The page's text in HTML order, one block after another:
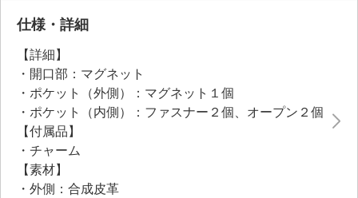
仕様・詳細
【詳細】
・開口部：マグネット
・ポケット（外側）：マグネット１個
・ポケット（内側）：ファスナー２個、オープン２個
【付属品】
・チャーム
【素材】
・外側：合成皮革